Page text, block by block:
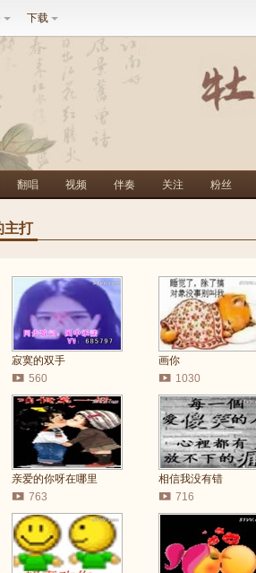
下载
翻唱 视频 伴奏 关注 粉丝
主打
寂寞的双手
560
画你
1030
亲爱的你呀在哪里
763
相信我没有错
716